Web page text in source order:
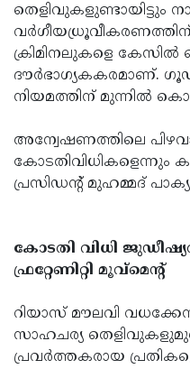
തെളിവുകളുണ്ടായിട്ടും
വർഗീയധ്രൂവീകരണത്തിന്
ക്രിമിനലുകളെ കേസിൽ
ദൗർഭാഗ്യകകരമാണ്.
നിയമത്തിന് മുന്നിൽ
അന്വേഷണത്തിലെ
കോടതിവിധികളെന്നും
പ്രസിഡന്റ് മുഹമ്മദ്
കോടതി വിധി
ഫ്രറ്റേണിറ്റി മൂവ്മെൻ്റ്
റിയാസ് മൗലവി
സാഹചര്യ
പ്രവർത്തകരായ